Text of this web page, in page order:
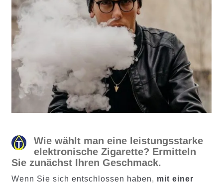
Wie wählt man eine leistungsstarke
elektronische Zigarette? Ermitteln
Sie zunächst Ihren Geschmack.
Wenn Sie sich entschlossen haben, mit einer